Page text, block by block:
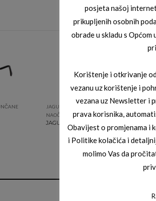
JAGUAR SUNČANE NAOČALE
JAGUAR
NAOČALE
JAGUAR 03_7592_3100
posjeta našoj
prikupljenih osobnih
obrade u skladu s
Korištenje i otkrivanje
vezanu uz korištenje i
vezana uz Newsletter i
prava korisnika,
Obavijest o promjenama
i Politike kolačića i
molimo Vas da